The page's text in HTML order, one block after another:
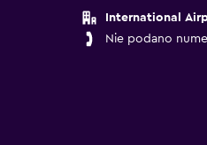
International
Nie podano